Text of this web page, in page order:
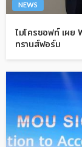
NEWS
ไมโครซอฟท์ เผย
ทรานส์ฟอร์ม